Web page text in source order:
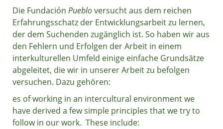
Die Fundación Puebloversucht aus dem reichen
Erfahrungsschatz der Entwicklungsarbeit zu lernen,
der dem Suchenden zugänglich ist. So haben wir aus
den Fehlern und Erfolgen der Arbeit in einem
interkulturellen Umfeld einige einfache Grundsätze
abgeleitet, die wir in unserer Arbeit zu befolgen
versuchen. Dazu gehören:
es of working in an intercultural environment we
have derived a few simple principles that we try to
follow in our work. These include: